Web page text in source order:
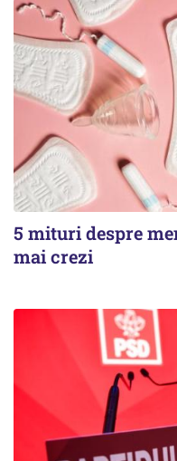
5 mituri despre
mai crezi